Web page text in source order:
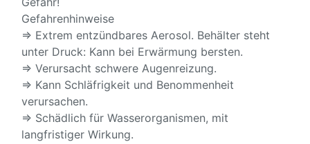
Gefahrenhinweise
⇒ Extrem entzündbares Aerosol. Behälter steht
unter Druck: Kann bei Erwärmung bersten.
⇒ Verursacht schwere Augenreizung.
⇒ Kann Schläfrigkeit und Benommenheit
verursachen.
⇒ Schädlich für Wasserorganismen, mit
langfristiger Wirkung.